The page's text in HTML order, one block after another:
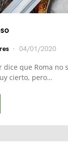
04/01/2020
que Roma no
cierto, pero…